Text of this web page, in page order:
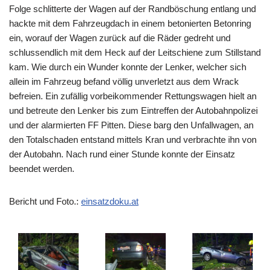
Folge schlitterte der Wagen auf der Randböschung entlang und
hackte mit dem Fahrzeugdach in einem betonierten Betonring
ein, worauf der Wagen zurück auf die Räder gedreht und
schlussendlich mit dem Heck auf der Leitschiene zum Stillstand
kam. Wie durch ein Wunder konnte der Lenker, welcher sich
allein im Fahrzeug befand völlig unverletzt aus dem Wrack
befreien. Ein zufällig vorbeikommender Rettungswagen hielt an
und betreute den Lenker bis zum Eintreffen der Autobahnpolizei
und der alarmierten FF Pitten. Diese barg den Unfallwagen, an
den Totalschaden entstand mittels Kran und verbrachte ihn von
der Autobahn. Nach rund einer Stunde konnte der Einsatz
beendet werden.
Bericht und Foto.: einsatzdoku.at